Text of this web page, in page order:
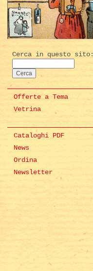
Cerca in questo sito:
Offerte a Tema
Vetrina
Cataloghi PDF
News
Ordina
Newsletter